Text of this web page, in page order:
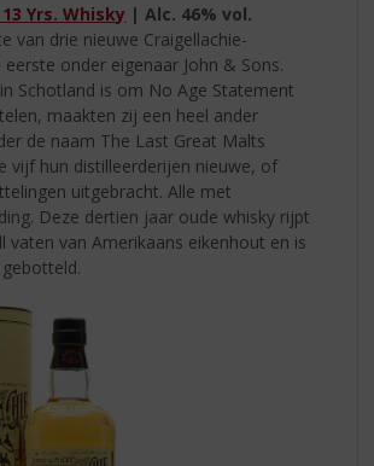
Yrs. Whisky | Alc. 46% vol.
van drie nieuwe Craigellachie-
onder eigenaar John & Sons.
Schotland is om No Age Statement
maakten zij een heel ander
de naam The Last Great Malts
vijf hun distilleerderijen nieuwe, of
uitgebracht. Alle met
Deze dertien jaar oude whisky rijpt
vaten van Amerikaans eikenhout en is